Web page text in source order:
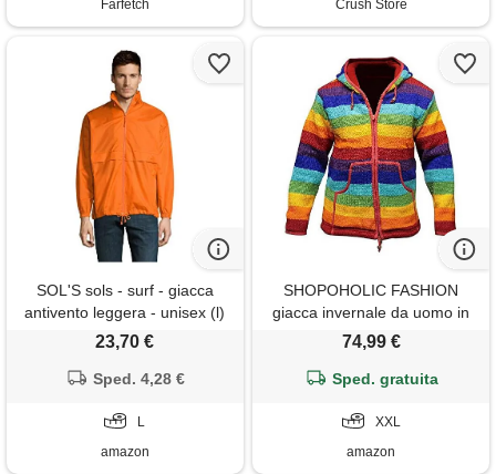
Farfetch
Crush Store
SOL'S sols - surf - giacca
antivento leggera - unisex (l)
(arancio)
23,70 €
Sped. 4,28 €
L
amazon
SHOPOHOLIC FASHION
giacca invernale da uomo in
lana con cappuccio e
cerniera, motivo a righe
arcobaleno, arcobaleno, xxl
74,99 €
Sped. gratuita
XXL
amazon